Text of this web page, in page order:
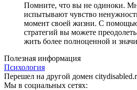
Помните, что вы не одиноки.
испытывают чувство
момент своей жизни. С
стратегий вы можете
жить более полноценной и
Полезная информация
Психология
Перешел на другой домен
Мы в социальных сетях: